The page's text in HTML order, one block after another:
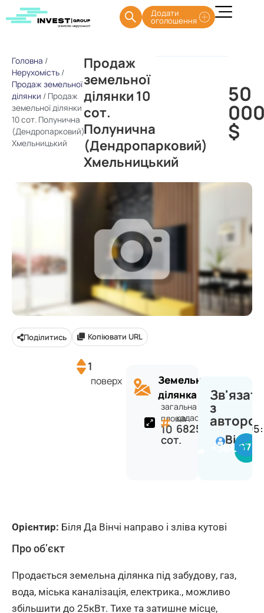
Додати
оголошення
Головна /
Нерухомість /
Продаж земельної
ділянки / Продаж
земельної ділянки
10 сот. Полунична
(Дендропарковий)
Хмельницький
Продаж
земельної
ділянки 10
сот.
Полунична
(Дендропарковий)
Хмельницький
50
$
Поділитись Копіювати URL
1
поверх
Земельна
ділянка
загальна
площа:
10
сот.
кадастр:
з
Віктор
Орієнтир: Біля Да Вінчі направо і зліва кутові
Про об’єкт
Продається земельна ділянка під забудову, газ,
вода, міська каналізація, електрика., можливо
збільшити до 25кВт. Тихе та затишне місце,